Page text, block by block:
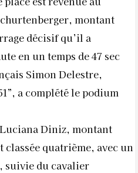
montant
décisif qu’il a
en un temps de 47 sec
Simon Delestre,
a complété le podium
Diniz, montant
classée quatrième, avec un
suivie du cavalier